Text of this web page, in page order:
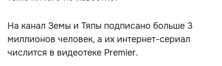
На канал Земы и Тяпы подписано больше 3
миллионов человек, а их интернет-сериал
числится в видеотеке Premier.